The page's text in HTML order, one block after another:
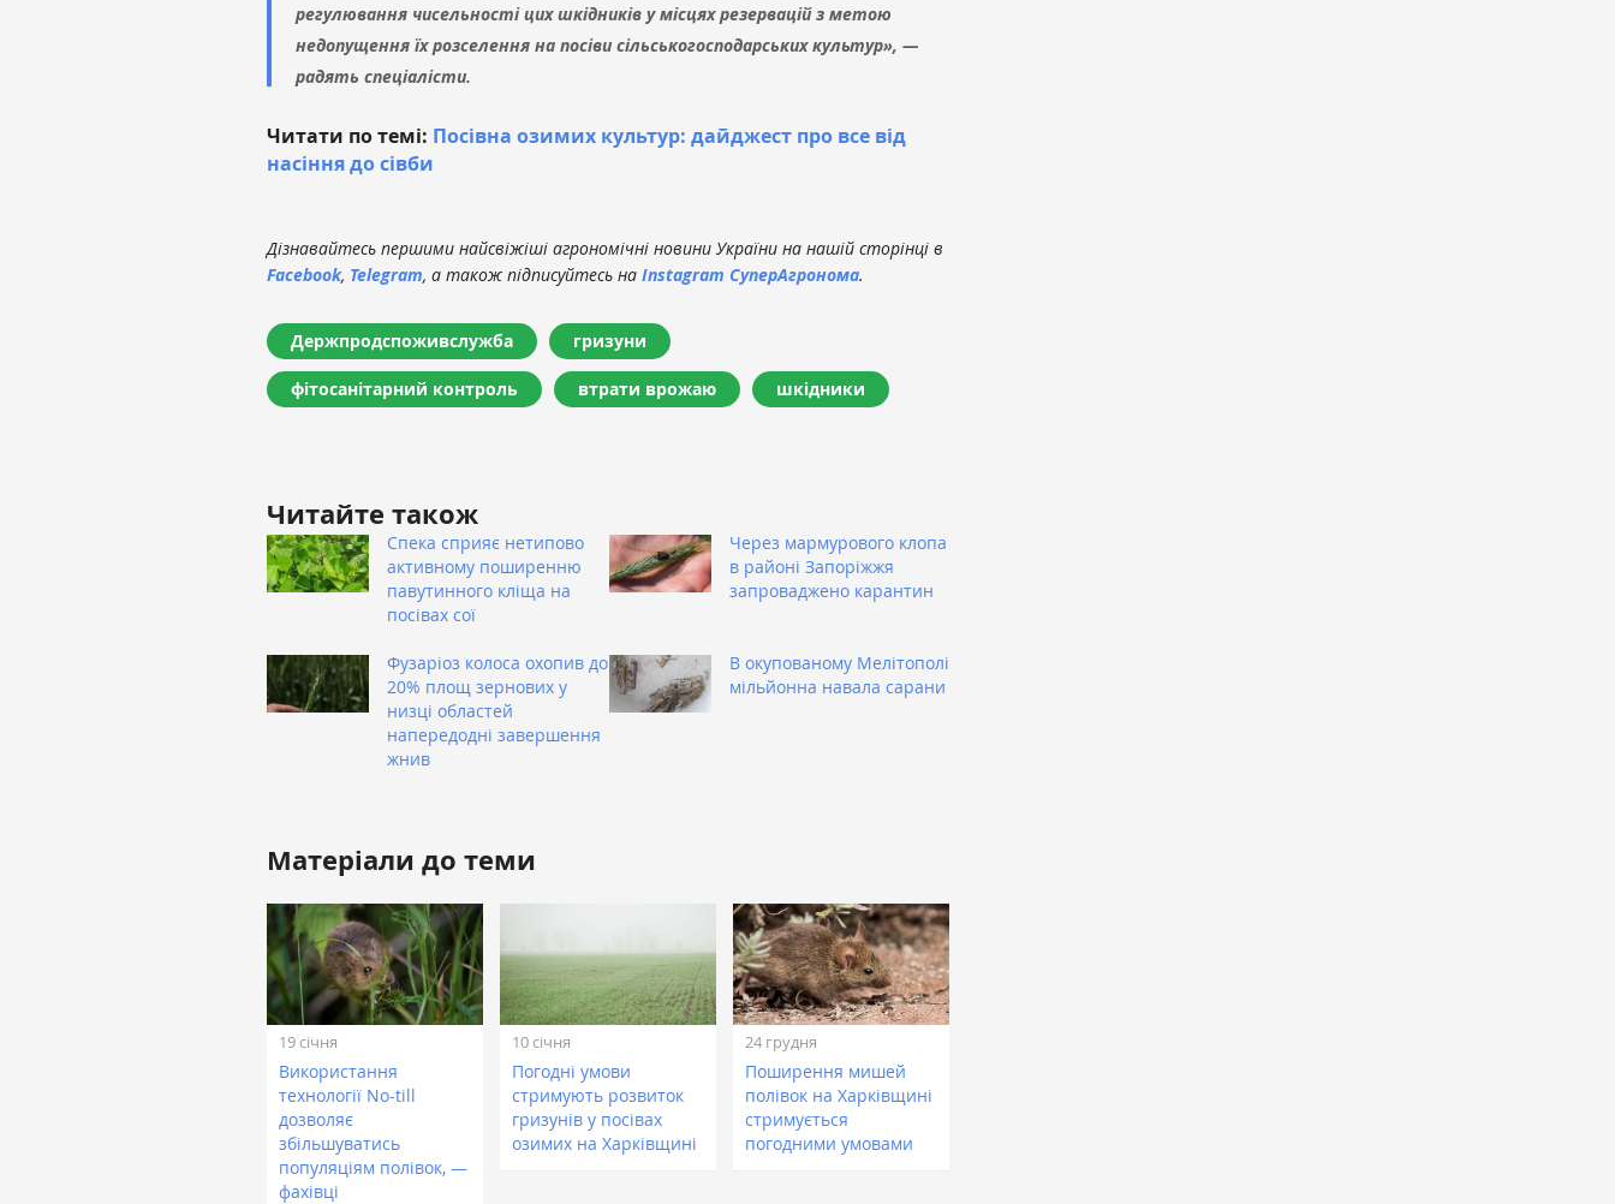
регулювання чисельності цих шкідників у місцях резервацій з метою
недопущення їх розселення на посіви сільськогосподарських культур», —
радять спеціалісти.
Читати по темі: Посівна озимих культур: дайджест про все від
насіння до сівби
Дізнавайтесь першими найсвіжіші агрономічні новини України на нашій сторінці в
Facebook, Telegram, а також підписуйтесь на Instagram СуперАгронома.
Держпродспоживслужба гризуни
фітосанітарний контроль втрати врожаю шкідники
Читайте також
Спека сприяє нетипово
активному поширенню
павутинного кліща на
посівах сої
Через мармурового клопа
в районі Запоріжжя
запроваджено карантин
Фузаріоз колоса охопив до
20% площ зернових у
низці областей
напередодні завершення
жнив
В окупованому Мелітополі
мільйонна навала сарани
Матеріали до теми
19 січня
Використання
технології No-till
дозволяє
збільшуватись
популяціям полівок, —
фахівці
10 січня
Погодні умови
стримують розвиток
гризунів у посівах
озимих на Харківщині
24 грудня
Поширення мишей
полівок на Харківщині
стримується
погодними умовами